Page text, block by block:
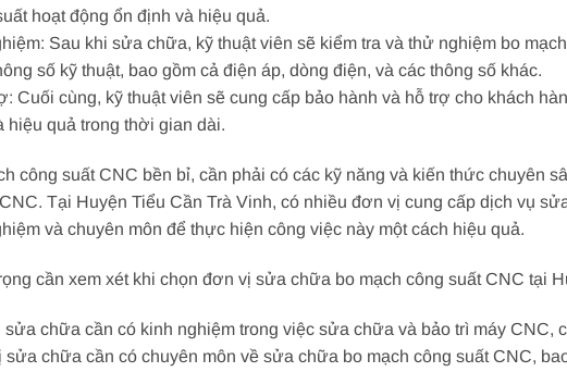
hoạt động ổn định và hiệu quả.
Sau khi sửa chữa, kỹ thuật viên sẽ kiểm tra và thử nghiệm bo
số kỹ thuật, bao gồm cả điện áp, dòng điện, và các thông số khác.
Cuối cùng, kỹ thuật viên sẽ cung cấp bảo hành và hỗ trợ cho khách
hiệu quả trong thời gian dài.
công suất CNC bền bỉ, cần phải có các kỹ năng và kiến thức chuyên
Tại Huyện Tiểu Cần Trà Vinh, có nhiều đơn vị cung cấp dịch vụ
và chuyên môn để thực hiện công việc này một cách hiệu quả.
cần xem xét khi chọn đơn vị sửa chữa bo mạch công suất CNC tại
chữa cần có kinh nghiệm trong việc sửa chữa và bảo trì máy CNC,
chữa cần có chuyên môn về sửa chữa bo mạch công suất CNC,